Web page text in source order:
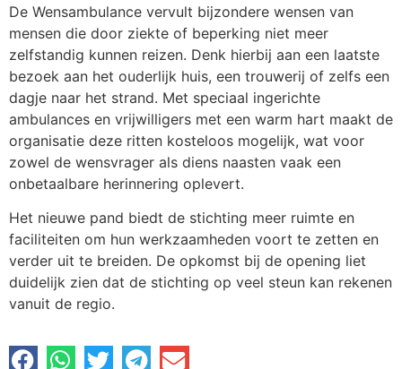
De Wensambulance vervult bijzondere wensen van
mensen die door ziekte of beperking niet meer
zelfstandig kunnen reizen. Denk hierbij aan een laatste
bezoek aan het ouderlijk huis, een trouwerij of zelfs een
dagje naar het strand. Met speciaal ingerichte
ambulances en vrijwilligers met een warm hart maakt de
organisatie deze ritten kosteloos mogelijk, wat voor
zowel de wensvrager als diens naasten vaak een
onbetaalbare herinnering oplevert.
Het nieuwe pand biedt de stichting meer ruimte en
faciliteiten om hun werkzaamheden voort te zetten en
verder uit te breiden. De opkomst bij de opening liet
duidelijk zien dat de stichting op veel steun kan rekenen
vanuit de regio.